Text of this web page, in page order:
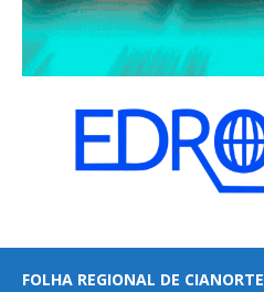
FOLHA REGIONAL DE CIANORTE